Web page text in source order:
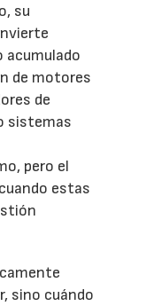
su
acumulado
de motores
de
sistemas
pero el
estas
sino cuándo